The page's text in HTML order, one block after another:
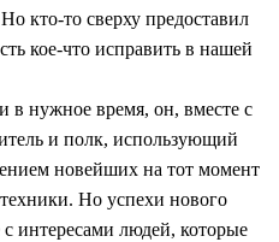
кто-то сверху предоставил
кое-что исправить в нашей
в нужное время, он, вместе с
и полк, использующий
новейших на тот момент
Но успехи нового
интересами людей, которые